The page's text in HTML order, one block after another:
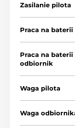
Typ
Zasilanie pilota
Praca na
Praca na baterii
odbiornik
Waga pilota
Waga